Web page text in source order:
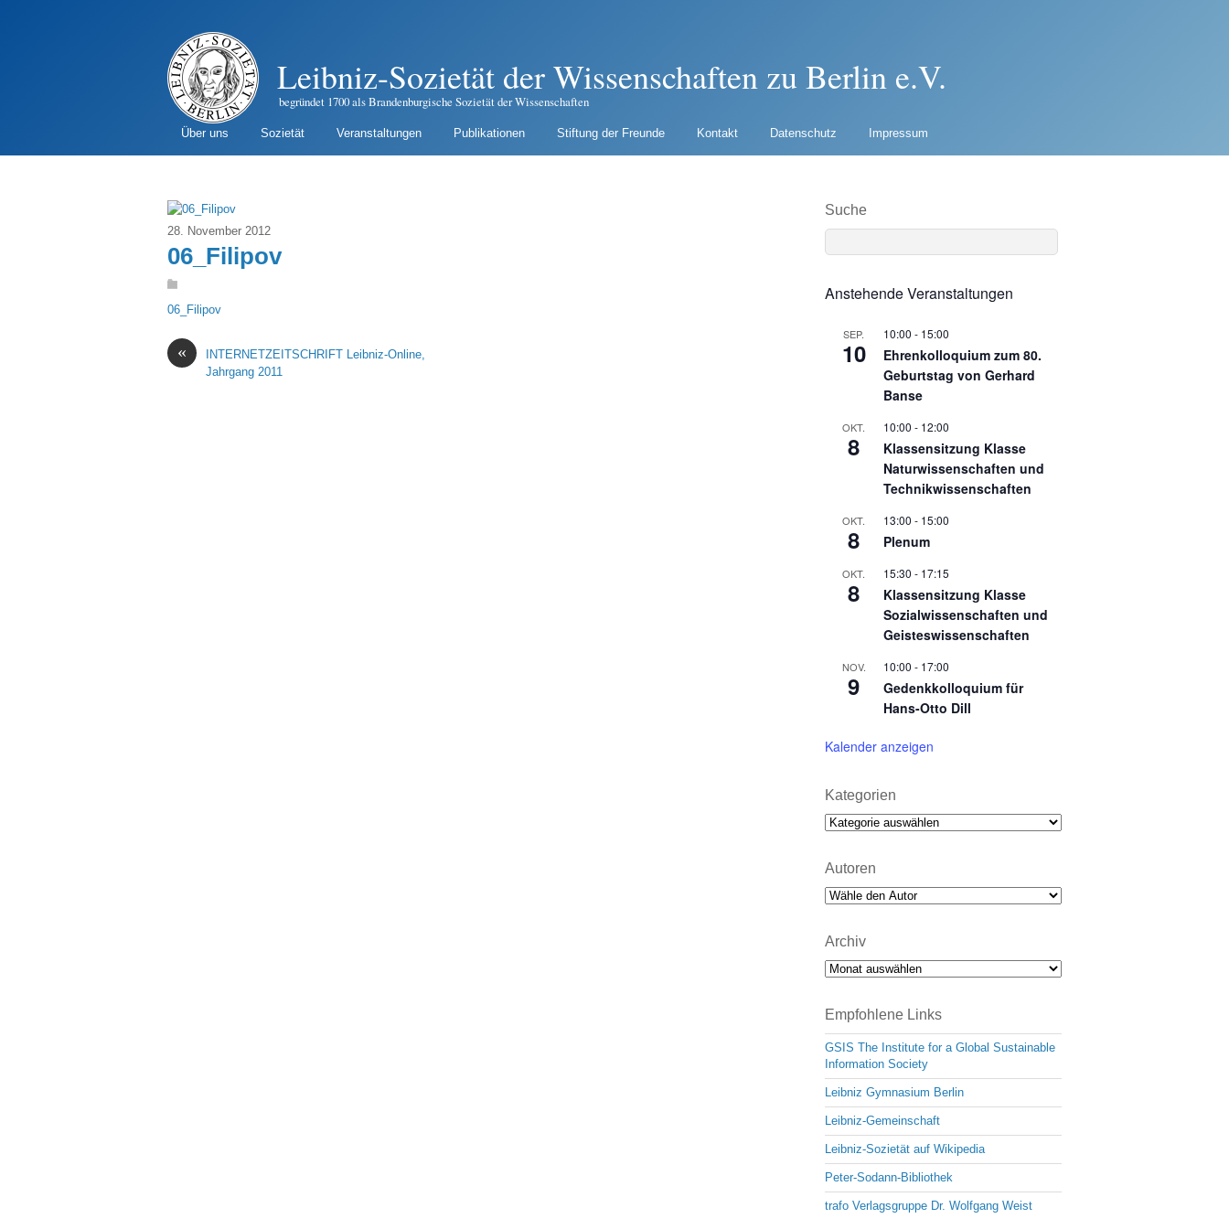
Leibniz-Sozietät der Wissenschaften zu Berlin e.V.
begründet 1700 als Brandenburgische Sozietät der Wissenschaften
Über uns Sozietät Veranstaltungen Publikationen Stiftung der Freunde Kontakt Datenschutz Impressum
28. November 2012
06_Filipov
06_Filipov
«
INTERNETZEITSCHRIFT Leibniz-Online,
Jahrgang 2011
Suche
Anstehende Veranstaltungen
SEP.
10
10:00 - 15:00
Ehrenkolloquium zum 80.
Geburtstag von Gerhard
Banse
OKT.
8
10:00 - 12:00
Klassensitzung Klasse
Naturwissenschaften und
Technikwissenschaften
OKT.
8
13:00 - 15:00
Plenum
OKT.
8
15:30 - 17:15
Klassensitzung Klasse
Sozialwissenschaften und
Geisteswissenschaften
NOV.
9
10:00 - 17:00
Gedenkkolloquium für
Hans-Otto Dill
Kalender anzeigen
Kategorien
Kategorien
Autoren
Archiv
Archiv
Empfohlene Links
GSIS The Institute for a Global Sustainable
Information Society
Leibniz Gymnasium Berlin
Leibniz-Gemeinschaft
Leibniz-Sozietät auf Wikipedia
Peter-Sodann-Bibliothek
trafo Verlagsgruppe Dr. Wolfgang Weist